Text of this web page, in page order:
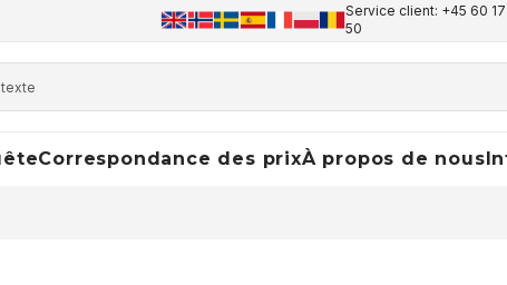
Service client: +45 60 17
50
Correspondance des prixÀ propos de nous